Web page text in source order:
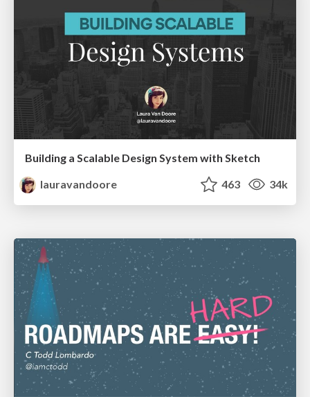
Building a Scalable Design System with Sketch
lauravandoore
463 34k